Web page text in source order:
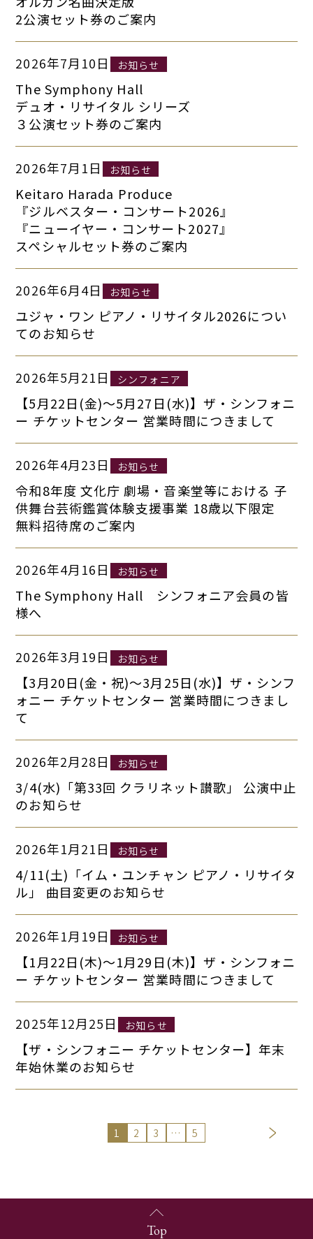
2公演セット券のご案内
2026年7月10日 お知らせ
The Symphony Hall
デュオ・リサイタル シリーズ
３公演セット券のご案内
2026年7月1日 お知らせ
Keitaro Harada Produce
『ジルベスター・コンサート2026』
『ニューイヤー・コンサート2027』
スペシャルセット券のご案内
2026年6月4日 お知らせ
ユジャ・ワン ピアノ・リサイタル2026につい
てのお知らせ
2026年5月21日 シンフォニア
【5月22日(金)～5月27日(水)】ザ・シンフォニ
ー チケットセンター 営業時間につきまして
2026年4月23日 お知らせ
令和8年度 文化庁 劇場・音楽堂等における 子
供舞台芸術鑑賞体験支援事業 18歳以下限定
無料招待席のご案内
2026年4月16日 お知らせ
The Symphony Hall シンフォニア会員の皆
様へ
2026年3月19日 お知らせ
【3月20日(金・祝)～3月25日(水)】ザ・シンフ
ォニー チケットセンター 営業時間につきまし
て
2026年2月28日 お知らせ
3/4(水)「第33回 クラリネット讃歌」 公演中止
のお知らせ
2026年1月21日 お知らせ
4/11(土)「イム・ユンチャン ピアノ・リサイタ
ル」 曲目変更のお知らせ
2026年1月19日 お知らせ
【1月22日(木)～1月29日(木)】ザ・シンフォニ
ー チケットセンター 営業時間につきまして
2025年12月25日 お知らせ
【ザ・シンフォニー チケットセンター】年末
年始休業のお知らせ
1 2 3 … 5
Top